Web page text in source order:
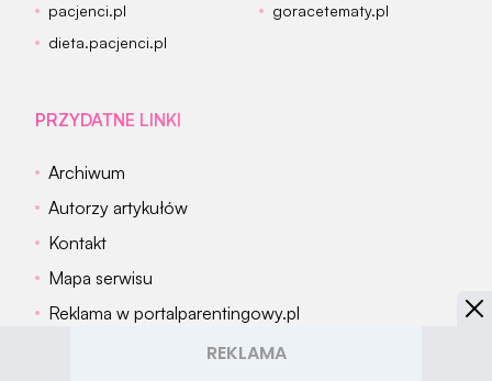
pacjenci.pl
goracetematy.pl
dieta.pacjenci.pl
PRZYDATNE LINKI
Archiwum
Autorzy artykułów
Kontakt
Mapa serwisu
Reklama w portalparentingowy.pl